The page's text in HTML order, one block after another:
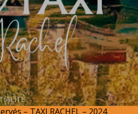
– TAXI RACHEL – 2024